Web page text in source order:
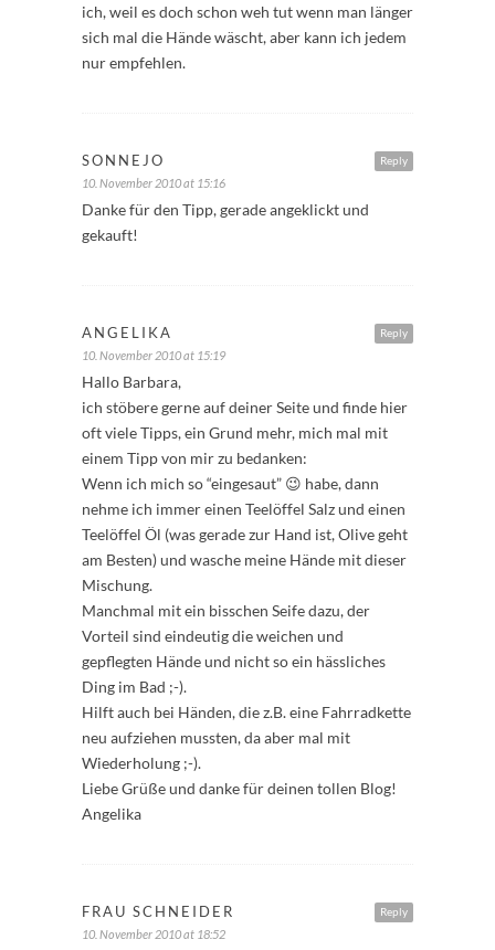
ich, weil es doch schon weh tut wenn man länger
sich mal die Hände wäscht, aber kann ich jedem
nur empfehlen.
Reply
SONNEJO
10. November 2010 at 15:16
Danke für den Tipp, gerade angeklickt und
gekauft!
Reply
ANGELIKA
10. November 2010 at 15:19
Hallo Barbara,
ich stöbere gerne auf deiner Seite und finde hier
oft viele Tipps, ein Grund mehr, mich mal mit
einem Tipp von mir zu bedanken:
Wenn ich mich so “eingesaut” 😉 habe, dann
nehme ich immer einen Teelöffel Salz und einen
Teelöffel Öl (was gerade zur Hand ist, Olive geht
am Besten) und wasche meine Hände mit dieser
Mischung.
Manchmal mit ein bisschen Seife dazu, der
Vorteil sind eindeutig die weichen und
gepflegten Hände und nicht so ein hässliches
Ding im Bad ;-).
Hilft auch bei Händen, die z.B. eine Fahrradkette
neu aufziehen mussten, da aber mal mit
Wiederholung ;-).
Liebe Grüße und danke für deinen tollen Blog!
Angelika
Reply
FRAU SCHNEIDER
10. November 2010 at 18:52